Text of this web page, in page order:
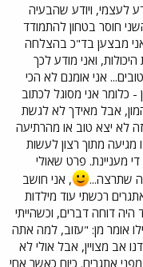
לעצמי, ויודע שהבעיה
חוסר בטחון להתמודד
מבצען בד"כ בהצלחה
ואני מודע לכך
אני אומנם לא הכי
כלומר אני מסוגל לכתוב
אבל מאידך לא לגשת
לא יצא טוב או מהרתיעה
מגיעה מתוך רצון לעשות
מעניינת. פרט שאולי
מה שתרצה...
, אני חושב
רכשתי עוד מילדות
עד 120). אבי תמיד היה דוחה דברים, וכשהייתי
אומר מן: "עזוב, למה אתה
אב מצויין, אבל אולי לא
אתגרים. כיום כאשר אחי